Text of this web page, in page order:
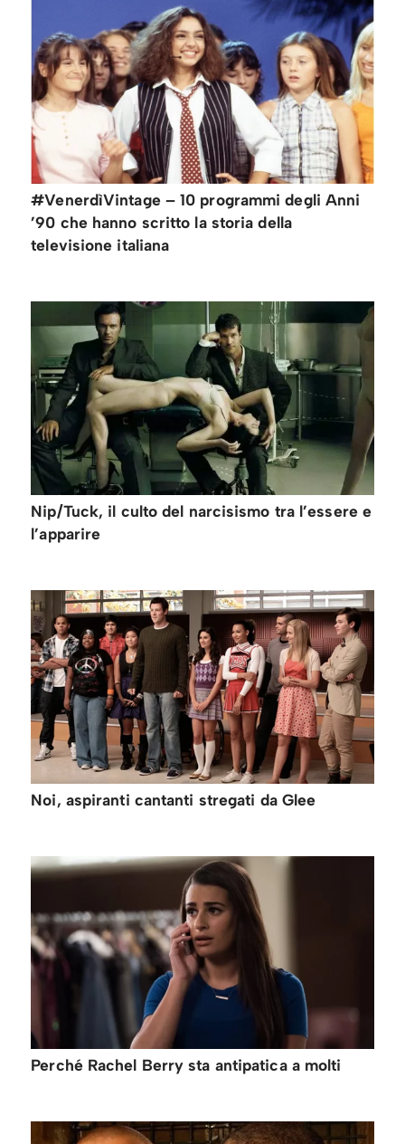
#VenerdìVintage – 10 programmi degli Anni
’90 che hanno scritto la storia della
televisione italiana
Nip/Tuck, il culto del narcisismo tra l’essere e
l’apparire
Noi, aspiranti cantanti stregati da Glee
Perché Rachel Berry sta antipatica a molti